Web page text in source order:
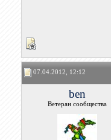
07.04.2012, 12:12
ben
Ветеран сообщества